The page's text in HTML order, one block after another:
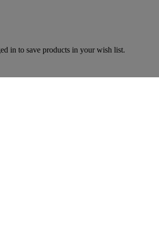
in to save products in your wish list.